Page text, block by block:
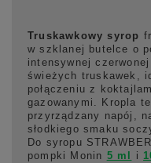
Truskawkowy syrop
w szklanej butelce o
intensywnej
świeżych truskawek,
połączeniu z
gazowanymi. Kropla
przyrządzany napój,
słodkiego smaku
Do syropu
pompki Monin 5 ml i